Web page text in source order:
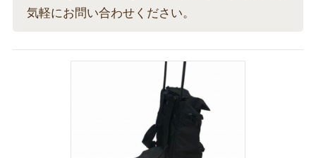
気軽にお問い合わせください。